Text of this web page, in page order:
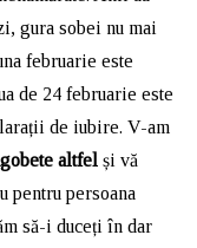
gura sobei nu mai
februarie este
de 24 februarie este
de iubire. V-am
altfel și vă
pentru persoana
să-i duceți în dar